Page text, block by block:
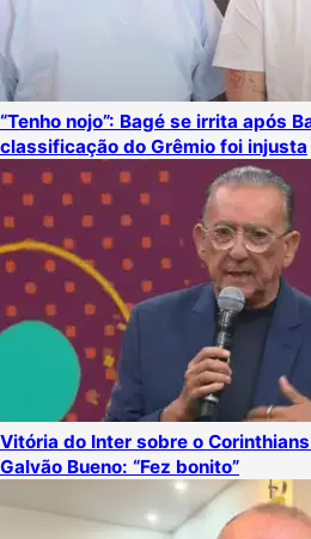
“Tenho nojo”: Bagé se irrita após
classificação do Grêmio foi injusta
Vitória do Inter sobre o
Galvão Bueno: “Fez bonito”